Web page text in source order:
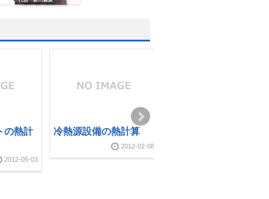
の熱計
2012-05-03
冷熱源設備の熱計算
2012-02-08